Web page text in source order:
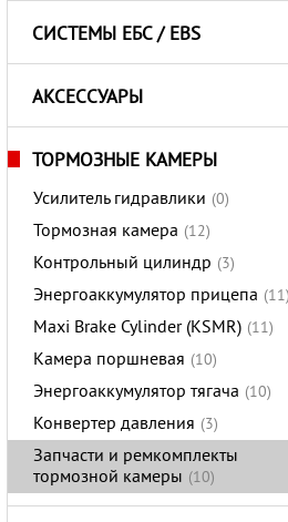
СИСТЕМЫ ЕБС / EBS
АКСЕССУАРЫ
ТОРМОЗНЫЕ КАМЕРЫ
Усилитель гидравлики (0)
Тормозная камера (12)
Контрольный цилиндр (3)
Энергоаккумулятор прицепа (11)
Maxi Brake Cylinder (KSMR) (11)
Камера поршневая (10)
Энергоаккумулятор тягача (10)
Конвертер давления (3)
Запчасти и ремкомплекты
тормозной камеры (10)